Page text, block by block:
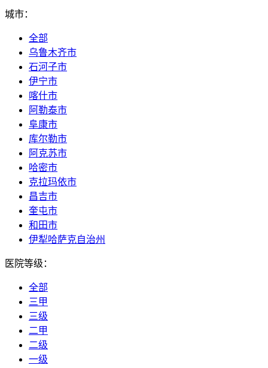
城市：
全部
乌鲁木齐市
石河子市
伊宁市
喀什市
阿勒泰市
阜康市
库尔勒市
阿克苏市
哈密市
克拉玛依市
昌吉市
奎屯市
和田市
伊犁哈萨克自治州
医院等级：
全部
三甲
三级
二甲
二级
一级